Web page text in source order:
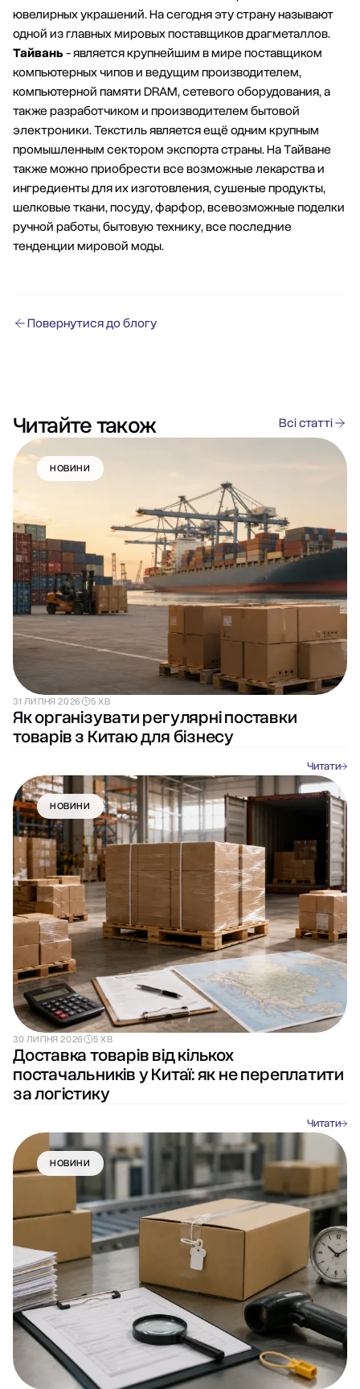
ювелирных украшений. На сегодня эту страну называют
одной из главных мировых поставщиков драгметаллов.
Тайвань- является крупнейшим в мире поставщиком
компьютерных чипов и ведущим производителем,
компьютерной памяти DRAM, сетевого оборудования, а
также разработчиком и производителем бытовой
электроники. Текстиль является ещё одним крупным
промышленным сектором экспорта страны. На Тайване
также можно приобрести все возможные лекарства и
ингредиенты для их изготовления, сушеные продукты,
шелковые ткани, посуду, фарфор, всевозможные поделки
ручной работы, бытовую технику, все последние
тенденции мировой моды.
Повернутися до блогу
Читайте також Всі статті
НОВИНИ
31 ЛИПНЯ 2026 5 ХВ
Як організувати регулярні поставки
товарів з Китаю для бізнесу
Читати
НОВИНИ
30 ЛИПНЯ 2026 5 ХВ
Доставка товарів від кількох
постачальників у Китаї: як не переплатити
за логістику
Читати
НОВИНИ